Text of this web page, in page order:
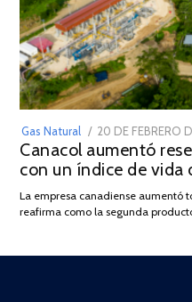
Gas Natural
POSTED
ON
20 DE FEBRERO
Canacol aumentó
con un índice de vida
La empresa canadiense aumentó
reafirma como la segunda